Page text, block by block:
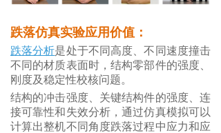
跌落仿真实验应用价值：
跌落分析是处于不同高度、不同速度撞击
不同的材质表面时，结构零部件的强度、
刚度及稳定性校核问题。
结构的冲击强度、关键结构件的强度、连
接可靠性和失效分析，通过仿真模拟可以
计算出整机不同角度跌落过程中应力和应